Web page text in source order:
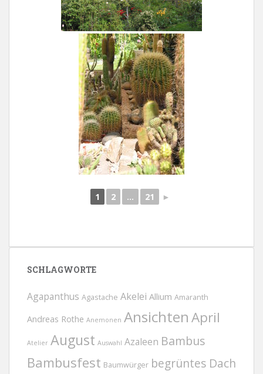
1 2 ... 21 ►
SCHLAGWORTE
Agapanthus Agastache Akelei Allium Amaranth
Andreas Rothe Anemonen AnsichtenApril
Atelier August Auswahl Azaleen Bambus
Bambusfest Baumwürger begrüntes Dach